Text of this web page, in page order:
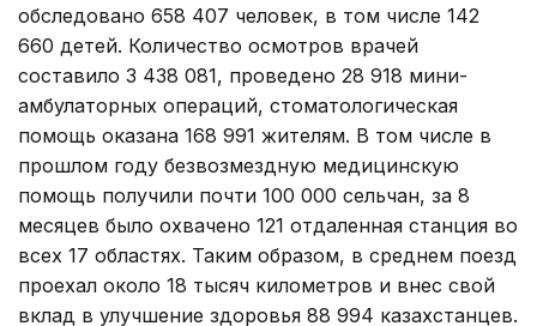
обследовано 658 407 человек, в том числе 142
660 детей. Количество осмотров врачей
составило 3 438 081, проведено 28 918 мини-
амбулаторных операций, стоматологическая
помощь оказана 168 991 жителям. В том числе в
прошлом году безвозмездную медицинскую
помощь получили почти 100 000 сельчан, за 8
месяцев было охвачено 121 отдаленная станция во
всех 17 областях. Таким образом, в среднем поезд
проехал около 18 тысяч километров и внес свой
вклад в улучшение здоровья 88 994 казахстанцев.